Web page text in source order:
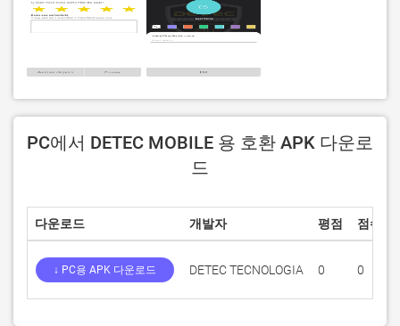
PC에서 DETEC MOBILE 용 호환 APK 다운로
드
다운로드 개발자 평점 점수
↓ PC용 APK 다운로드 DETEC TECNOLOGIA 0 0